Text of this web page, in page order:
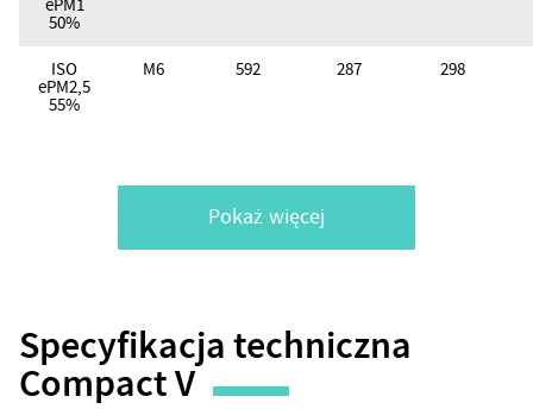
50%
ISO
ePM2,5
55%
M6 592 287 298
Pokaż więcej
Specyfikacja techniczna
Compact V